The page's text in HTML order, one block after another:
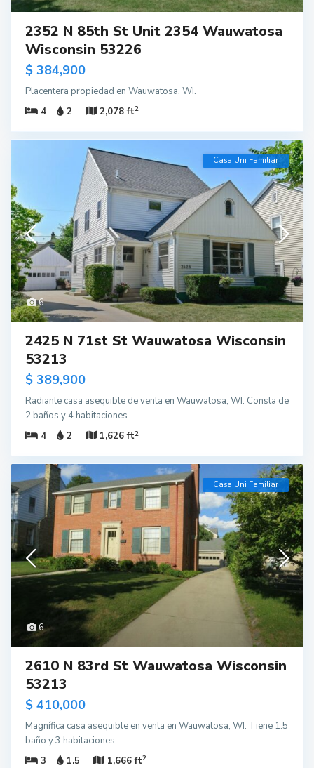
2352 N 85th St Unit 2354 Wauwatosa
Wisconsin 53226
$ 384,900
Placentera propiedad en Wauwatosa, WI.
4
2 2,078 ft2
6
Casa Uni Familiar
2425 N 71st St Wauwatosa Wisconsin
53213
$ 389,900
Radiante casa asequible de venta en Wauwatosa, WI. Consta de
2 baños y 4 habitaciones.
4
2 1,626 ft2
6
Casa Uni Familiar
2610 N 83rd St Wauwatosa Wisconsin
53213
$ 410,000
Magnífica casa asequible en venta en Wauwatosa, WI. Tiene 1.5
baño y 3 habitaciones.
3
1.5 1,666 ft2